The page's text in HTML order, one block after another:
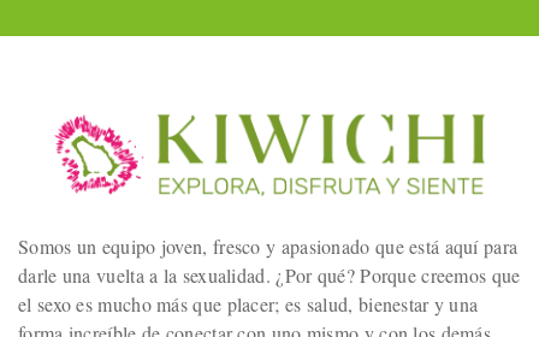
Somos un equipo joven, fresco y apasionado que está aquí para
darle una vuelta a la sexualidad. ¿Por qué? Porque creemos que
el sexo es mucho más que placer; es salud, bienestar y una